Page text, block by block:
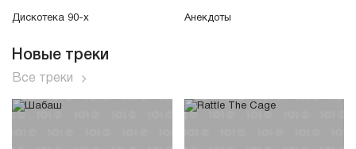
Дискотека 90-х Анекдоты
Новые треки
Все треки